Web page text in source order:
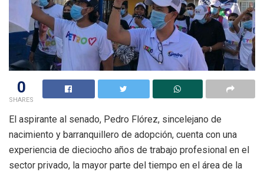
0
SHARES
El aspirante al senado, Pedro Flórez, sincelejano de
nacimiento y barranquillero de adopción, cuenta con una
experiencia de dieciocho años de trabajo profesional en el
sector privado, la mayor parte del tiempo en el área de la